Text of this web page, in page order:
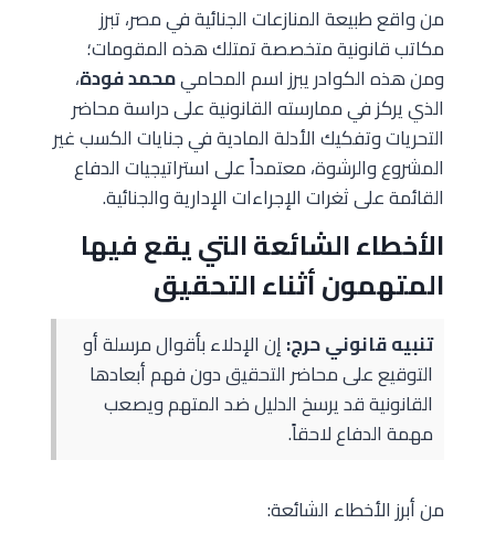
من واقع طبيعة المنازعات الجنائية في مصر، تبرز
مكاتب قانونية متخصصة تمتلك هذه المقومات؛
ومن هذه الكوادر يبرز اسم المحاميمحمد فودة،
الذي يركز في ممارسته القانونية على دراسة محاضر
التحريات وتفكيك الأدلة المادية في جنايات الكسب غير
المشروع والرشوة، معتمداً على استراتيجيات الدفاع
القائمة على ثغرات الإجراءات الإدارية والجنائية.
الأخطاء الشائعة التي يقع فيها
المتهمون أثناء التحقيق
تنبيه قانوني حرج:إن الإدلاء بأقوال مرسلة أو
التوقيع على محاضر التحقيق دون فهم أبعادها
القانونية قد يرسخ الدليل ضد المتهم ويصعب
مهمة الدفاع لاحقاً.
من أبرز الأخطاء الشائعة: